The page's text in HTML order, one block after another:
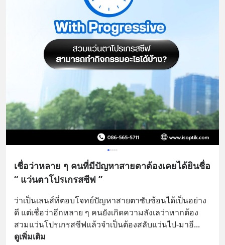
เชื่อว่าหลาย ๆ คนที่มีปัญหาสายตาต้องเคยได้ยินชื่อ
“ แว่นตาโปรเกรสซีฟ ”
ว่าเป็นเลนส์ที่ตอบโจทย์ปัญหาสายตาซับซ้อนได้เป็นอย่าง
ดี แต่เชื่อว่าอีกหลาย ๆ คนยังเกิดความลังเลว่าหากต้อง
สวมแว่นโปรเกรสซีฟแล้วจำเป็นต้องสลับแว่นไป-มาอี...
ดูเพิ่มเติม